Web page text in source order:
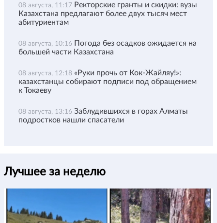
08 августа, 11:17 Ректорские гранты и скидки: вузы
Казахстана предлагают более двух тысяч мест
абитуриентам
08 августа, 10:16 Погода без осадков ожидается на
большей части Казахстана
08 августа, 12:18 «Руки прочь от Кок-Жайляу!»:
казахстанцы собирают подписи под обращением
к Токаеву
08 августа, 13:16 Заблудившихся в горах Алматы
подростков нашли спасатели
Лучшее за неделю